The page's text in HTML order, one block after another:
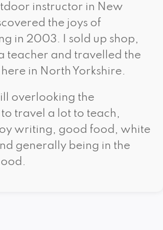
instructor in New
the joys of
in 2003. I sold up shop,
teacher and travelled the
in North Yorkshire.
overlooking the
travel a lot to teach,
writing, good food, white
generally being in the